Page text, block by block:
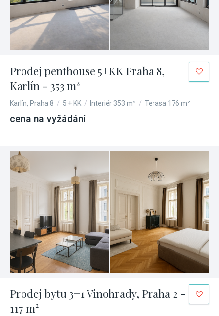
Prodej penthouse 5+KK Praha 8,
Karlín - 353 m²
Karlín, Praha 8 / 5 + KK / Interiér 353 m² / Terasa 176 m²
cena na vyžádání
Prodej bytu 3+1 Vinohrady, Praha 2 -
117 m²